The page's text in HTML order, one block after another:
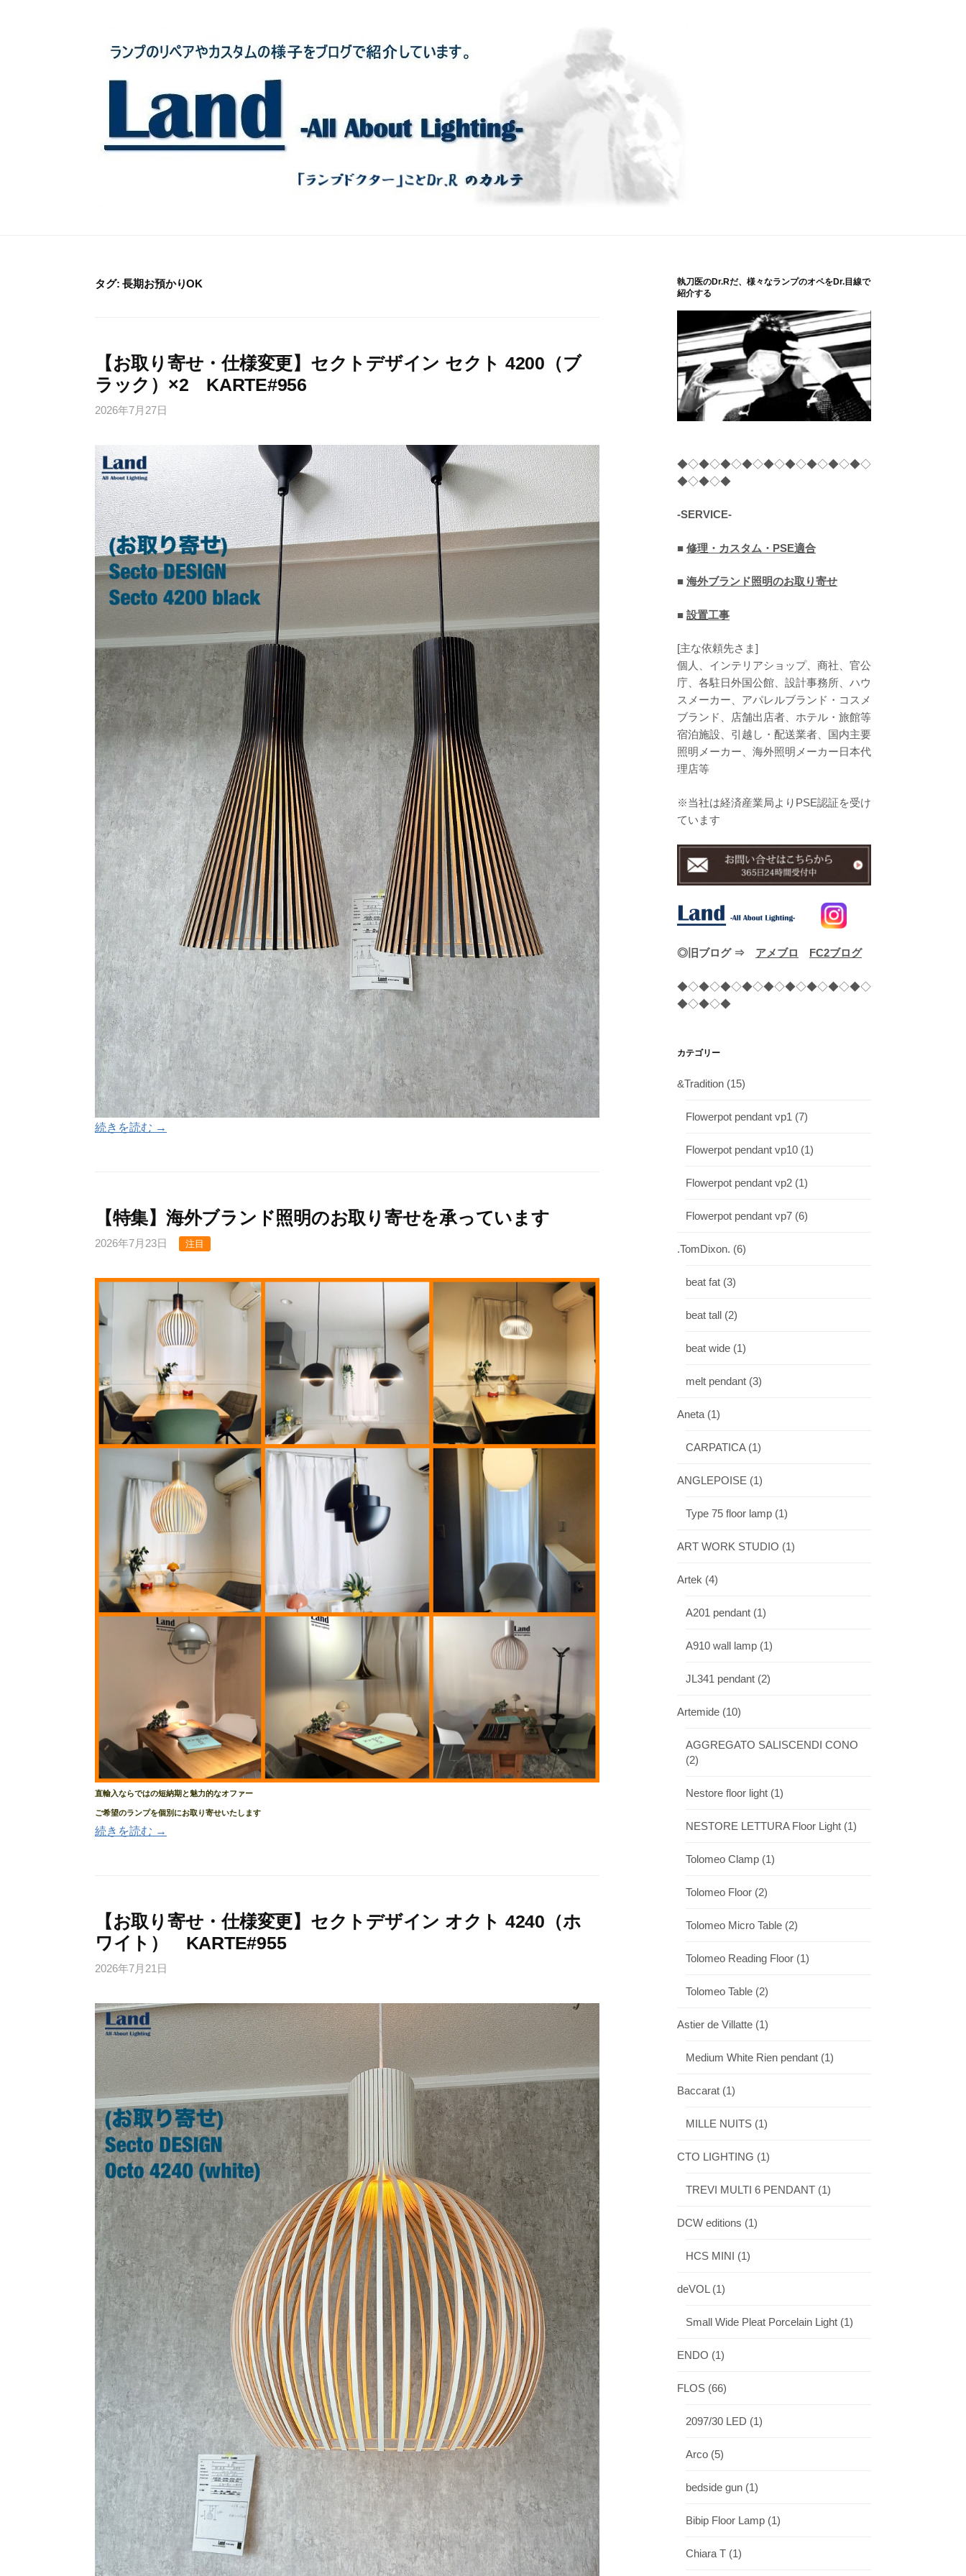
タグ:長期お預かりOK
【お取り寄せ・仕様変更】セクトデザイン セクト 4200（ブ
ラック）×2 KARTE#956
2026年7月27日
続きを読む →
【特集】海外ブランド照明のお取り寄せを承っています
2026年7月23日 注目
直輸入ならではの短納期と魅力的なオファー
ご希望のランプを個別にお取り寄せいたします
続きを読む →
【お取り寄せ・仕様変更】セクトデザイン オクト 4240（ホ
ワイト） KARTE#955
2026年7月21日
執刀医のDr.Rだ、様々なランプのオペをDr.目線で
紹介する
◆◇◆◇◆◇◆◇◆◇◆◇◆◇◆◇◆◇
◆◇◆◇◆
-SERVICE-
■ 修理・カスタム・PSE適合
■ 海外ブランド照明のお取り寄せ
■ 設置工事
[主な依頼先さま]
個人、インテリアショップ、商社、官公
庁、各駐日外国公館、設計事務所、ハウ
スメーカー、アパレルブランド・コスメ
ブランド、店舗出店者、ホテル・旅館等
宿泊施設、引越し・配送業者、国内主要
照明メーカー、海外照明メーカー日本代
理店等
※当社は経済産業局よりPSE認証を受け
ています
◎旧ブログ ⇒ アメブロ FC2ブログ
◆◇◆◇◆◇◆◇◆◇◆◇◆◇◆◇◆◇
◆◇◆◇◆
カテゴリー
&Tradition (15)
Flowerpot pendant vp1 (7)
Flowerpot pendant vp10 (1)
Flowerpot pendant vp2 (1)
Flowerpot pendant vp7 (6)
.TomDixon. (6)
beat fat (3)
beat tall (2)
beat wide (1)
melt pendant (3)
Aneta (1)
CARPATICA(1)
ANGLEPOISE (1)
Type 75 floor lamp (1)
ART WORK STUDIO (1)
Artek (4)
A201 pendant (1)
A910 wall lamp (1)
JL341 pendant (2)
Artemide (10)
AGGREGATO SALISCENDI CONO
(2)
Nestore floor light (1)
NESTORE LETTURA Floor Light (1)
Tolomeo Clamp (1)
Tolomeo Floor (2)
Tolomeo Micro Table (2)
Tolomeo Reading Floor (1)
Tolomeo Table (2)
Astier de Villatte (1)
Medium White Rien pendant (1)
Baccarat (1)
MILLE NUITS (1)
CTO LIGHTING (1)
TREVI MULTI 6 PENDANT (1)
DCW editions (1)
HCS MINI (1)
deVOL (1)
Small Wide Pleat Porcelain Light (1)
ENDO (1)
FLOS (66)
2097/30 LED (1)
Arco (5)
bedside gun (1)
Bibip Floor Lamp (1)
Chiara T (1)